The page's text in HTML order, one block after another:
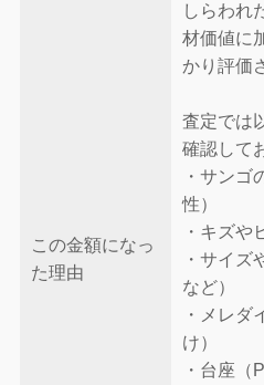
この金額になっ
た理由
しらわれ
材価値に
かり評価
査定では
確認して
・サンゴ
性）
・キズや
・サイズ
など）
・メレダ
け）
・台座（